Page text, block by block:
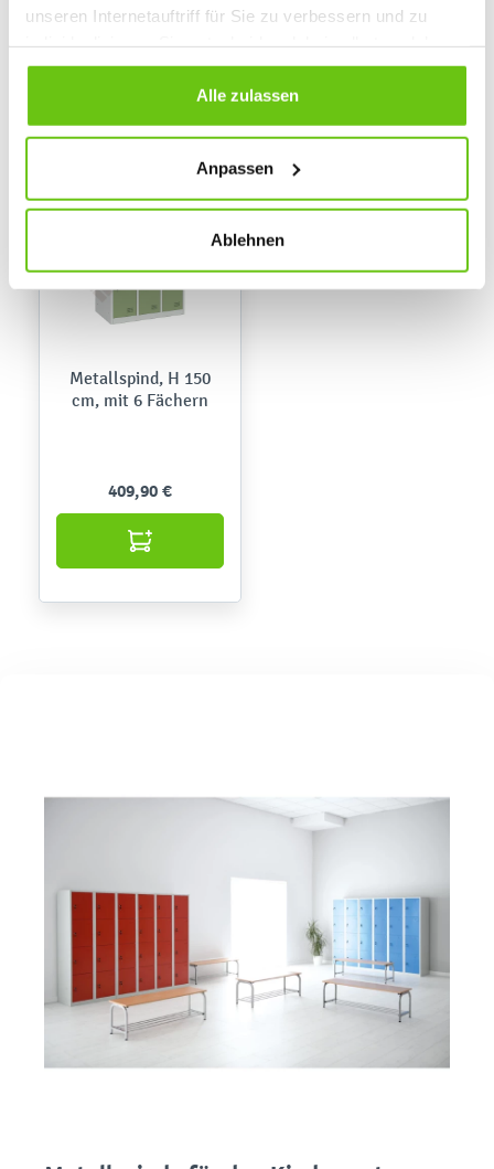
unseren Internetauftriff für Sie zu verbessern und zu
Cookies Sie erlauben. Verweigern Sie Ihre Zustimmung,
wählen Sie „Alle ablehnen” – in diesem Fall werden nur
Daten verarbeitet, die für den Besuch unserer Website
jederzeit ändern, indem Sie auf die Schaltfläche unten
links klicken. Weitere Informationen zur Datennutzung
Alle zulassen
Anpassen
Ablehnen
999,90 € 499,90 €
Metallspind, H 150
cm, mit 6 Fächern
409,90 €